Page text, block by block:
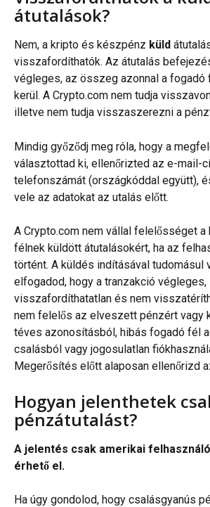
átutalások?
Nem, a kripto és készpénz küld
visszafordíthatók. Az átutalás
végleges, az összeg azonnal a fogadó
kerül. A Crypto.com nem tudja
illetve nem tudja visszaszerezni a
Mindig győződj meg róla, hogy a
választottad ki, ellenőrizted az e-mail-
telefonszámát (országkóddal együtt),
vele az adatokat az utalás előtt.
A Crypto.com nem vállal felelősséget
félnek küldött átutalásokért, ha az
történt. A küldés indításával tudomásul
elfogadod, hogy a tranzakció végleges,
visszafordíthatatlan és nem
nem felelős az elveszett pénzért vagy
téves azonosításból, hibás fogadó fél
csalásból vagy jogosulatlan
Megerősítés előtt alaposan ellenőrizd
Hogyan jelenthetek
pénzátutalást?
A jelentés csak amerikai
érhető el.
Ha úgy gondolod, hogy csalásgyanús